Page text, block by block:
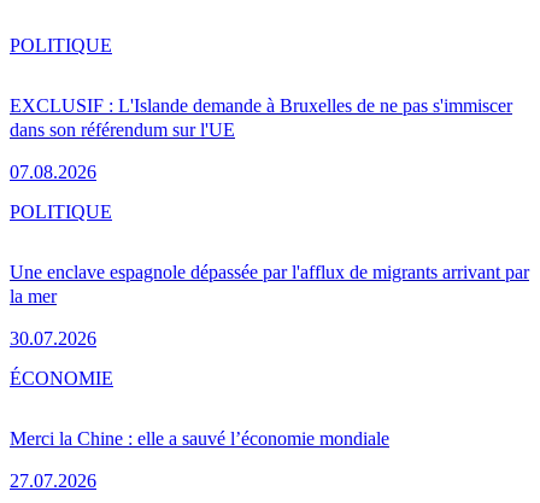
EXCLUSIF : L'Islande demande à Bruxelles de ne pas s'immiscer
dans son référendum sur l'UE
07.08.2026
POLITIQUE
Une enclave espagnole dépassée par l'afflux de migrants arrivant par
la mer
30.07.2026
POLITIQUE
Merci la Chine : elle a sauvé l’économie mondiale
27.07.2026
ÉCONOMIE